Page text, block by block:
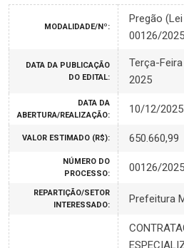
MODALIDADE/Nº:
Pregão
00126/2025
DATA DA PUBLICAÇÃO
DO EDITAL:
Terça-
2025
DATA DA
ABERTURA/REALIZAÇÃO:
10/12/2025
VALOR ESTIMADO (R$): 650.660,99
NÚMERO DO
PROCESSO:
00126/2025
REPARTIÇÃO/SETOR
INTERESSADO:
Prefeitura